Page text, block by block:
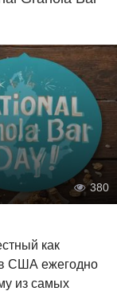
380
как
в США ежегодно
из самых